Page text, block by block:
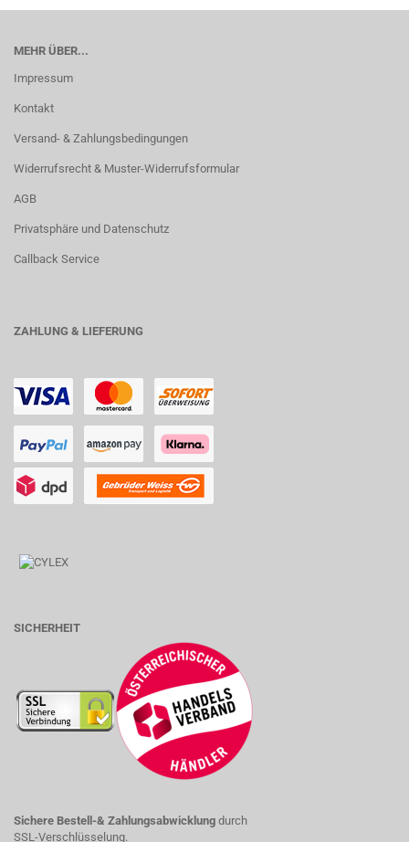
MEHR ÜBER...
Impressum
Kontakt
Versand- & Zahlungsbedingungen
Widerrufsrecht & Muster-Widerrufsformular
AGB
Privatsphäre und Datenschutz
Callback Service
ZAHLUNG & LIEFERUNG
SICHERHEIT
Sichere Bestell-& Zahlungsabwicklung durch
SSL-Verschlüsselung.